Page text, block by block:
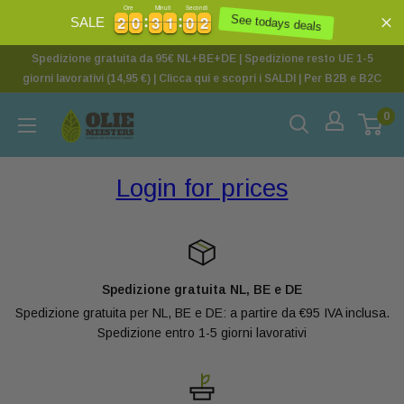
SALE 2
2
2
2 0
0
0
0
Ore
3
3
3
3 1
1
1
1
Minuti
0
0
0
0 2
2
3
Secondi
See todays deals
Spedizione gratuita da 95€ NL+BE+DE | Spedizione resto UE 1-5
giorni lavorativi (14,95 €) | Clicca qui e scopri i SALDI | Per B2B e B2C
0
Login for prices
Spedizione gratuita NL, BE e DE
Spedizione gratuita per NL, BE e DE: a partire da €95 IVA inclusa.
Spedizione entro 1-5 giorni lavorativi